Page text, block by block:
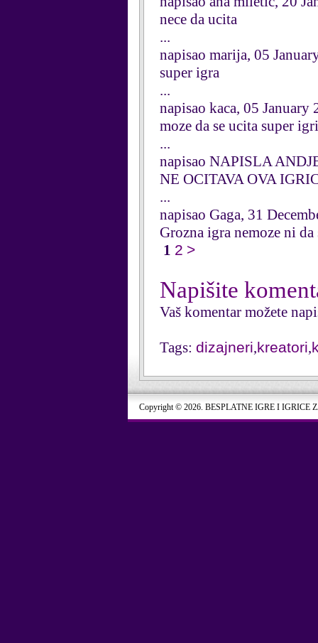
nece da ucita
...
napisao marija, 05
super igra
...
napisao kaca, 05 January
moze da se ucita super
...
napisao NAPISLA
NE OCITAVA OVA
...
napisao Gaga, 31
Grozna igra nemoze ni da
1 2 >
Napišite
Vaš komentar možete
Tags: dizajneri,kreatori,
Copyright © 2026. BESPLATNE IGRE I IGRICE